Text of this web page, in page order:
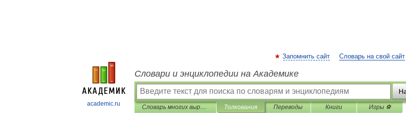
academic.ru
Запомнить сайт Словарь на свой сайт
Словари и энциклопедии на Академике
Словарь многих выражений Толкования Переводы Книги Игры ⚽